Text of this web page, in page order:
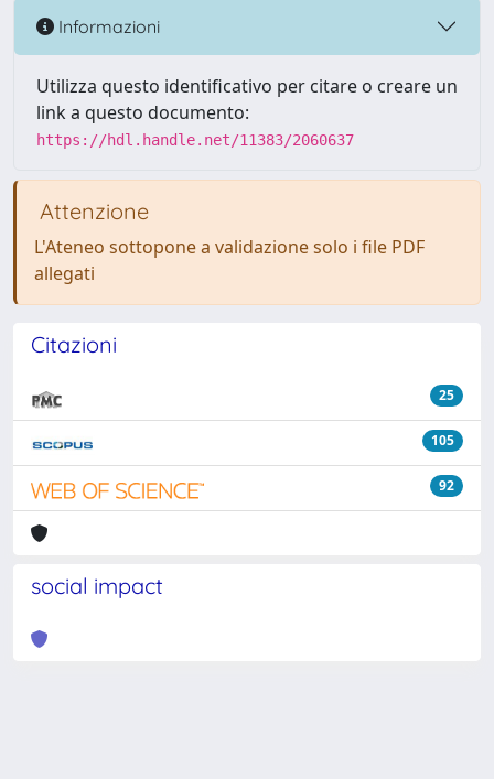
Informazioni
Utilizza questo identificativo per citare o creare un
link a questo documento:
https://hdl.handle.net/11383/2060637
Attenzione
L'Ateneo sottopone a validazione solo i file PDF
allegati
Citazioni
25
105
92
social impact